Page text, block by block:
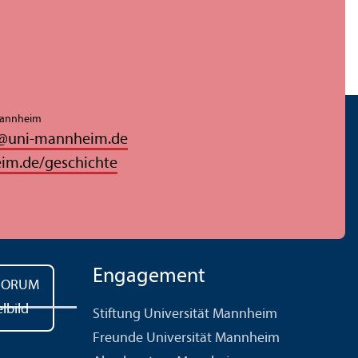
uni-mannheim.de
geschichte
Engagement
Stiftung Universität Mannheim
Freunde Universität Mannheim